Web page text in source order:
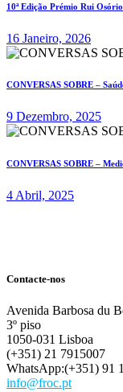
10ª Edição Prémio Rui
16 Janeiro, 2026
CONVERSAS SOBRE –
9 Dezembro, 2025
CONVERSAS SOBRE –
4 Abril, 2025
Contacte-nos
Avenida Barbosa du
3º piso
1050-031 Lisboa
(+351) 21 7915007
WhatsApp:(+351) 91
info@froc.pt